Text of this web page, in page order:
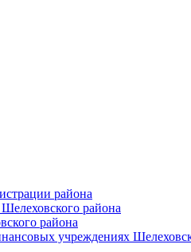
района
района
района
учреждениях